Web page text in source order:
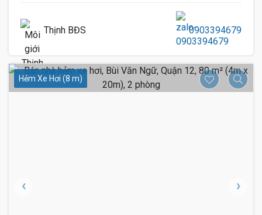
Thịnh BĐS 0903394679
Hẻm Xe Hơi (8 m)